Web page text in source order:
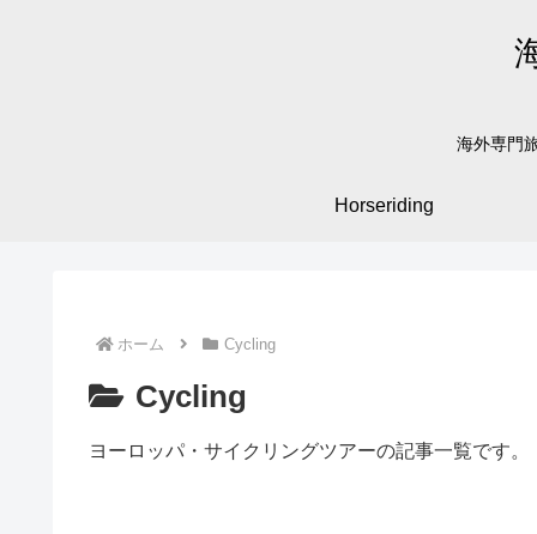
海外専門
Horseriding
ホーム Cycling
Cycling
ヨーロッパ・サイクリングツアーの記事一覧です。